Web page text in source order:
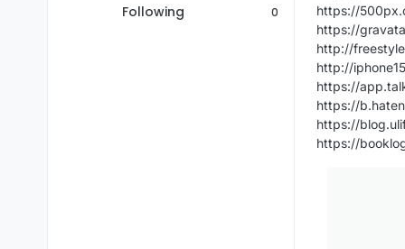
Following 0
https://
https://
http://
http://
https://
https://
https://
https://